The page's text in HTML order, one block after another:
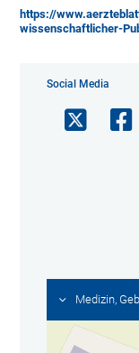
https://
wissenschaftlicher-
Social Media
Medizin,